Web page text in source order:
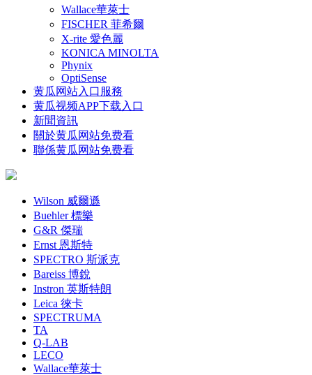
Wallace華萊士
FISCHER 菲希爾
X-rite 愛色麗
KONICA MINOLTA
Phynix
OptiSense
黄瓜网站入口服務
黄瓜视频APP下载入口
新聞資訊
關於黄瓜网站免费看
聯係黄瓜网站免费看
Wilson 威爾遜
Buehler 標樂
G&R 傑瑞
Ernst 恩斯特
SPECTRO 斯派克
Bareiss 博銳
Instron 英斯特朗
Leica 徠卡
SPECTRUMA
TA
Q-LAB
LECO
Wallace華萊士